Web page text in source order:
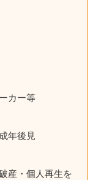
ーカー等
年後見
産・個人再生を